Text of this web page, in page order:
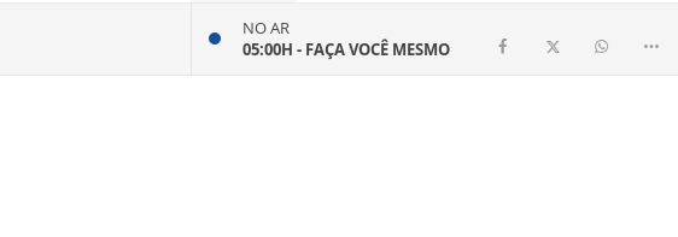
NO AR
05:00H - FAÇA VOCÊ MESMO